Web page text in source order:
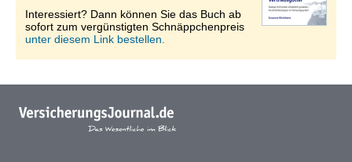
Interessiert? Dann können Sie das Buch ab
sofort zum vergünstigten Schnäppchenpreis
unter diesem Link bestellen.